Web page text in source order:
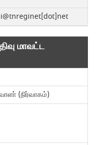
மாவட்ட
(நிர்வாகம்)